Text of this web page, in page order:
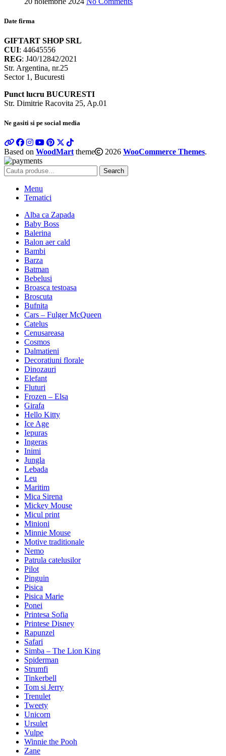
Date firma
GIFTART SHOP SRL
CUI: 44645556
REG: J40/12842/2021
Str. Argentina, nr.25
Sector 1, Bucuresti
Punct lucru BUCURESTI
Str. Dimitrie Racovita 25, Ap.01
Ne gasiti si pe social media
Based on WoodMart theme 2026 WooCommerce Themes.
Search
Menu
Tematici
Alba ca Zapada
Baby Boss
Balerina
Balon aer cald
Bambi
Barza
Batman
Bebelusi
Broasca testoasa
Broscuta
Bufnita
Cars – Fulger McQueen
Catelus
Cenusareasa
Cosmos
Dalmatieni
Decoratiuni florale
Dinozauri
Elefant
Fluturi
Frozen – Elsa
Girafa
Hello Kitty
Ice Age
Iepuras
Ingeras
Inimi
Jungla
Lebada
Leu
Maritim
Mica Sirena
Mickey Mouse
Micul print
Minioni
Minnie Mouse
Motive traditionale
Nemo
Patrula catelusilor
Pilot
Pinguin
Pisica
Pisica Marie
Ponei
Printesa Sofia
Printese Disney
Rapunzel
Safari
Simba – The Lion King
Spiderman
Strumfi
Tinkerbell
Tom si Jerry
Trenulet
Tweety
Unicorn
Ursulet
Vulpe
Winnie the Pooh
Zane